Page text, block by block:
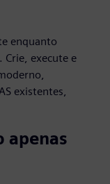
enquanto
Crie, execute e
existentes,
apenas